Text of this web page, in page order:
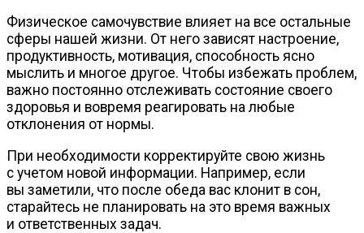
Физическое самочувствие влияет на все остальные
сферы нашей жизни. От него зависят настроение,
продуктивность, мотивация, способность ясно
мыслить и многое другое. Чтобы избежать проблем,
важно постоянно отслеживать состояние своего
здоровья и вовремя реагировать на любые
отклонения от нормы.
При необходимости корректируйте свою жизнь
с учетом новой информации. Например, если
вы заметили, что после обеда вас клонит в сон,
старайтесь не планировать на это время важных
и ответственных задач.